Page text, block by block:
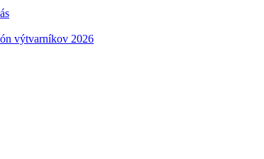
výtvarníkov 2026